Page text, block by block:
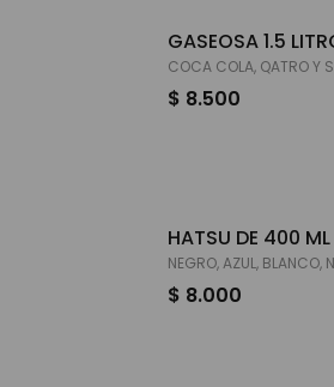
GASEOSA 1.5
COCA COLA, QATRO Y
$ 8.500
HATSU DE 400 ML
NEGRO, AZUL, BLANCO,
$ 8.000